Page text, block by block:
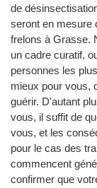
de
seront en mesure
frelons à Grasse.
un cadre curatif,
personnes les
mieux pour vous,
guérir. D'autant
vous, il suffit de
vous, et les
pour le cas des
commencent
confirmer que